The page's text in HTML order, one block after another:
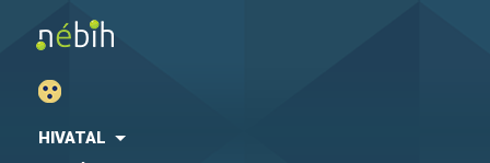
HIVATAL